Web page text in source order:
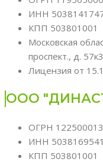
ИНН
КПП 503801001
Московская
проспект., д. 57к3
Лицензия от
ООО
ОГРН
ИНН 5038169541
КПП 503801001